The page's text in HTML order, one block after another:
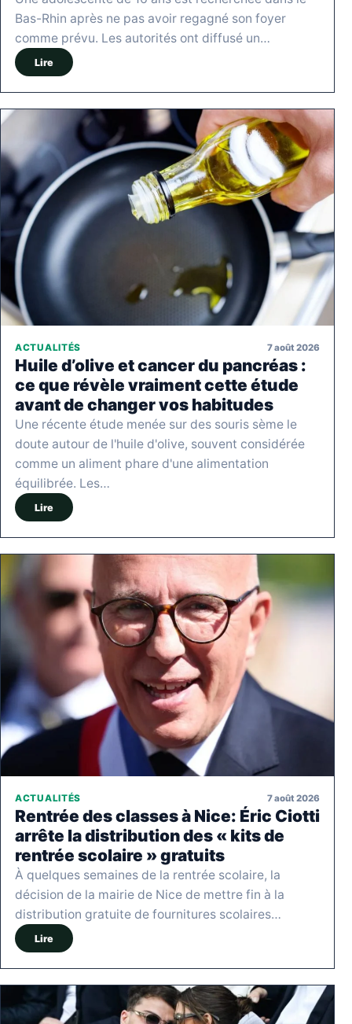
Bas-Rhin après ne pas avoir regagné son foyer
comme prévu. Les autorités ont diffusé un…
Lire
ACTUALITÉS 7 août 2026
Huile d’olive et cancer du pancréas :
ce que révèle vraiment cette étude
avant de changer vos habitudes
Une récente étude menée sur des souris sème le
doute autour de l'huile d'olive, souvent considérée
comme un aliment phare d'une alimentation
équilibrée. Les…
Lire
ACTUALITÉS 7 août 2026
Rentrée des classes à Nice: Éric Ciotti
arrête la distribution des « kits de
rentrée scolaire » gratuits
À quelques semaines de la rentrée scolaire, la
décision de la mairie de Nice de mettre fin à la
distribution gratuite de fournitures scolaires…
Lire